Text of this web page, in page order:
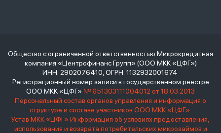
Общество с ограниченной ответственностью Микрокредитная
компания «Центрофинанс Групп» (ООО МКК «ЦФГ»)
ИНН: 2902076410, ОГРН: 1132932001674
Регистрационный номер записи в государственном реестре
ООО МКК «ЦФГ» № 651303111004012 от 18.03.2013
Персональный состав органов управления и информация о
структуре и составе участников ООО МКК «ЦФГ»
Устав МКК «ЦФГ» Информация об условиях предоставления,
использования и возврата потребительских микрозаймов и